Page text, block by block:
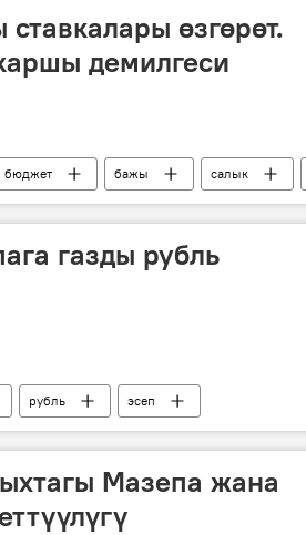
өзгөрөт.
демилгеси
бюджет бажы салык
газды рубль
рубль эсеп
Мазепа жана